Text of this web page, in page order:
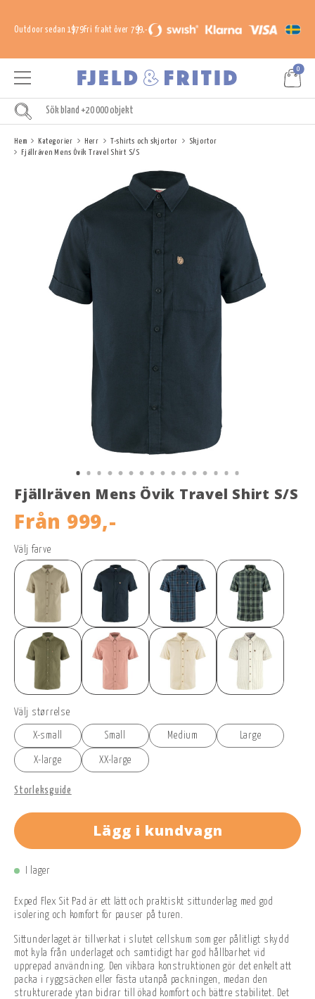
Outdoor sedan 1979Fri frakt över 799,-
0
Hem Kategorier Herr T-shirts och skjortor
Skjortor
Fjällräven Mens Övik Travel Shirt S/S
Fjällräven Mens Övik Travel Shirt S/S
Från 999,-
Välj farve
Välj størrelse
X-small Small Medium Large
X-large XX-large
Storleksguide
Lägg i kundvagn
I lager
Exped Flex Sit Pad är ett lätt och praktiskt sittunderlag med god
isolering och komfort för pauser på turen.
Sittunderlaget är tillverkat i slutet cellskum som ger pålitligt skydd
mot kyla från underlaget och samtidigt har god hållbarhet vid
upprepad användning. Den vikbara konstruktionen gör det enkelt att
packa i ryggsäcken eller fästa utanpå packningen, medan den
strukturerade ytan bidrar till ökad komfort och bättre stabilitet. Det